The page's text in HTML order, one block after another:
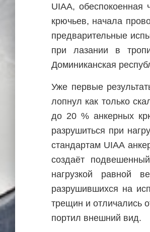
UIAA,
крючьев, начала
предварительные
при лазании в
Доминиканская
Уже первые
лопнул как только
до 20 % анкерных
разрушиться при
стандартам UIAA
создаёт
нагрузкой равной
разрушившихся на
трещин и отличались
портил внешний вид.